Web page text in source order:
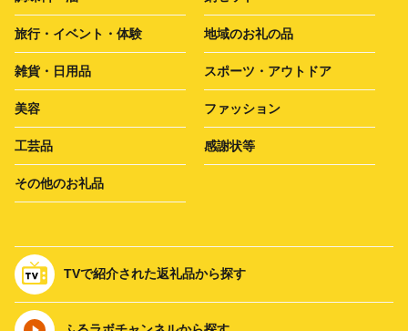
旅行・イベント・体験 地域のお礼の品
雑貨・日用品 スポーツ・アウトドア
美容 ファッション
工芸品 感謝状等
その他のお礼品
TVで紹介された返礼品から探す